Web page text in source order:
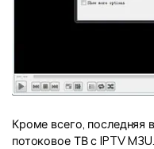
Кроме всего, последняя
потоковое ТВ с IPTV